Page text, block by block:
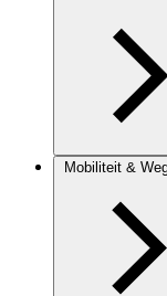
Mobiliteit &